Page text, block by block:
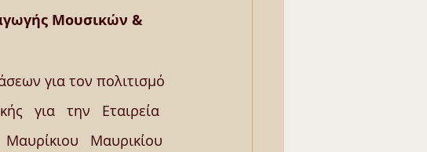
Μουσικών &
για τον πολιτισμό
για   την   Εταιρεία
Μαυρικίου